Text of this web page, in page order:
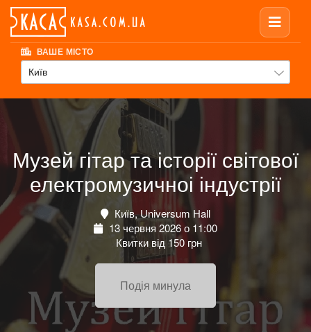
ВАШЕ МІСТО
Київ
Музей гітар та історії світової
електромузичноі індустрії
Київ, Universum Hall
13 червня 2026 о 11:00
Квитки від 150 грн
Подія минула